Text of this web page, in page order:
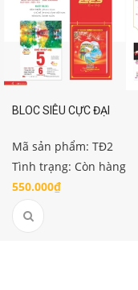
BLOC SIÊU CỰC ĐẠI
Mã sản phẩm: TĐ2
Tình trạng: Còn hàng
550.000₫